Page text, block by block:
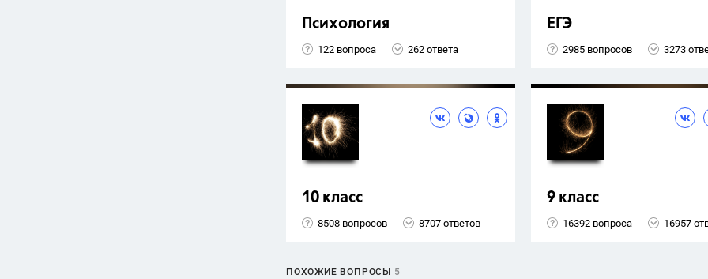
Психология
122 вопроса 262 ответа
ЕГЭ
2985 вопросов 3273
10 класс
8508 вопросов 8707 ответов
9 класс
16392 вопроса 16957
ПОХОЖИЕ ВОПРОСЫ 5